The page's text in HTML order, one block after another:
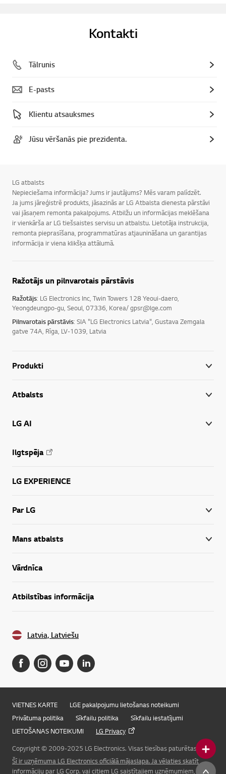
Kontakti
Tālrunis
E-pasts
Klientu atsauksmes
Jūsu vēršanās pie prezidenta.
Online Chat
LG atbalsts
Nepieciešama informācija? Jums ir jautājums? Mēs varam palīdzēt.
Ja jums jāreģistrē produkts, jāsazinās ar LG Atbalsta dienesta pārstāvi
vai jāsaņem remonta pakalpojums. Atbilžu un informācijas meklēšana
ir vienkārša ar LG tiešsaistes servisu un atbalstu. Lietotāja instrukcija,
remonta pieprasīšana, programmatūras atjaunināšana un garantijas
informācija ir viena klikšķa attālumā.
Ražotājs un pilnvarotais pārstāvis
Ražotājs: LG Electronics Inc, Twin Towers 128 Yeoui-daero,
Yeongdeungpo-gu, Seoul, 07336, Korea/ gpsr@lge.com
Pilnvarotais pārstāvis: SIA "LG Electronics Latvia", Gustava Zemgala
gatve 74A, Rīga, LV-1039, Latvia
Produkti
Atbalsts
LG AI
Ilgtspēja
LG EXPERIENCE
Par LG
Mans atbalsts
Vārdnīca
Atbilstības informācija
Latvia, Latviešu
VIETNES KARTE
LGE pakalpojumu lietošanas noteikumi
Privātuma politika
Sīkfailu politika
Sīkfailu iestatījumi
LIETOŠANAS NOTEIKUMI
LG Privacy
Copyright © 2009-2025 LG Electronics. Visas tiesības paturētas.
Šī ir uzņēmuma LG Electronics oficiālā mājaslapa. Ja vēlaties skatīt
informāciju par LG Corp. vai citiem LG saistītajiem uzņēmumiem, lūdzu,